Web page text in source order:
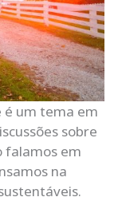
é um tema em
sobre
falamos em
na